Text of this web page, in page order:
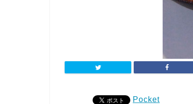
Pocket